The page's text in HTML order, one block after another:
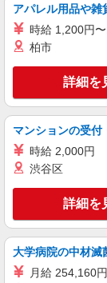
キー
アルバイト パート
とんかつ和幸
キー
アパレル用品や雑
時給 1,200円
柏市
詳細を
マンションの受付
時給 2,000円
渋谷区
詳細を
大学病院の中材滅
月給 254,160円